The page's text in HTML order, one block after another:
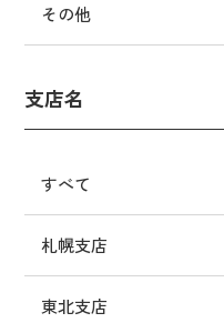
その他
支店名
すべて
札幌支店
東北支店